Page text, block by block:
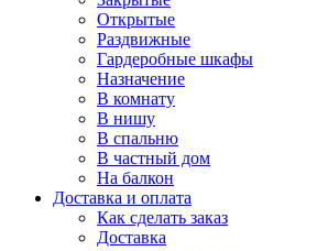
Открытые
Раздвижные
Гардеробные шкафы
Назначение
В комнату
В нишу
В спальню
В частный дом
На балкон
Доставка и оплата
Как сделать заказ
Доставка